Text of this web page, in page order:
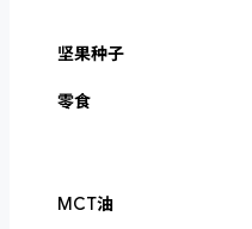
坚果种子
零食
MCT油